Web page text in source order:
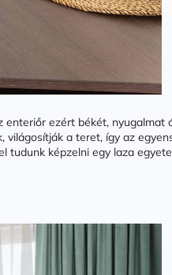
enteriőr ezért békét, nyugalmat
a teret, így az
tudunk képzelni egy laza